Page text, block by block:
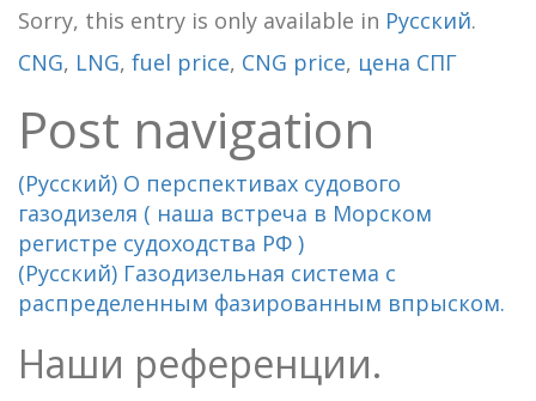
Sorry, this entry is only available in Русский.
CNG, LNG, fuel price, CNG price, цена СПГ
Post navigation
(Русский) О перспективах судового
газодизеля ( наша встреча в Морском
регистре судоходства РФ )
(Русский) Газодизельная система с
распределенным фазированным впрыском.
Наши референции.